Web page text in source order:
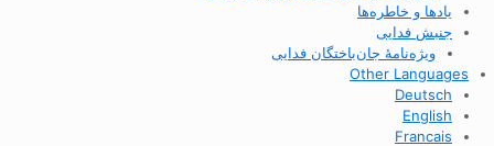
یادها و خاطره‌ها
جنبش فدایی
ویژه‌نامهٔ جان‌باختگان فدایی
Other Languages
Deutsch
English
Francais